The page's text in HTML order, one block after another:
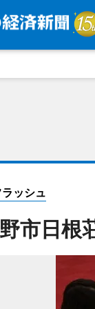
ッシュ
市日根